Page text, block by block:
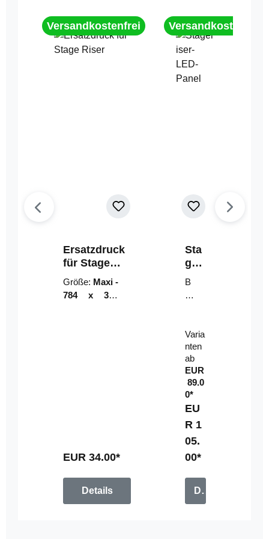
Versandkostenfrei
Ersatzdruck
für Stage
Riser
Größe: Maxi -
784 x 314
EUR 34.00*
Details
Versandkostenfrei
Sta
geri
ser-
LE
D-
el
B
un
mi
t
Fe
rn
be
di
en
u
n
g
Varia
nten
ab
EUR
89.0
0*
EU
R 1
05.
00*
Details